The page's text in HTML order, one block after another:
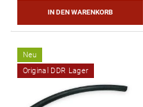
Neu
Original DDR Lager